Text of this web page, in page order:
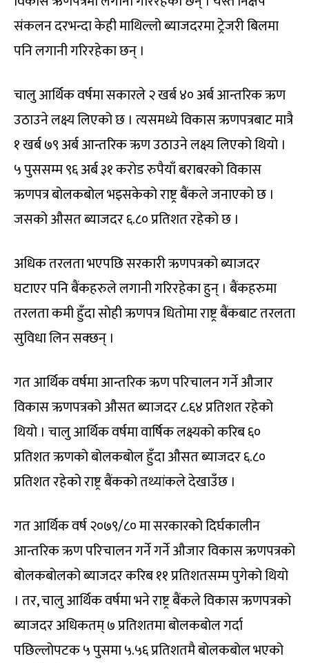
संकलन दरभन्दा केही माथिल्लो ब्याजदरमा ट्रेजरी बिलमा
पनि लगानी गरिरहेका छन् ।
चालु आर्थिक वर्षमा सकारले २ खर्ब ४० अर्ब आन्तरिक ऋण
उठाउने लक्ष्य लिएको छ । त्यसमध्ये विकास ऋणपत्रबाट मात्रै
१ खर्ब ७९ अर्ब आन्तरिक ऋण उठाउने लक्ष्य लिएको थियो ।
५ पुससम्म ९६ अर्ब ३१ करोड रुपैयाँ बराबरको विकास
ऋणपत्र बोलकबोल भइसकेको राष्ट्र बैंकले जनाएको छ ।
जसको औसत ब्याजदर ६.८० प्रतिशत रहेको छ ।
अधिक तरलता भएपछि सरकारी ऋणपत्रको ब्याजदर
घटाएर पनि बैंकहरुले लगानी गरिरहेका हुन् । बैंकहरुमा
तरलता कमी हुँदा सोही ऋणपत्र धितोमा राष्ट्र बैंकबाट तरलता
सुविधा लिन सक्छन् ।
गत आर्थिक वर्षमा आन्तरिक ऋण परिचालन गर्ने औजार
विकास ऋणपत्रको औसत ब्याजदर ८.६४ प्रतिशत रहेको
थियो । चालु आर्थिक वर्षमा वार्षिक लक्ष्यको करिब ६०
प्रतिशत ऋणको बोलकबोल हुँदा औसत ब्याजदर ६.८०
प्रतिशत रहेको राष्ट्र बैंकको तथ्यांकले देखाउँछ ।
गत आर्थिक वर्ष २०७९/८० मा सरकारको दिर्घकालीन
आन्तरिक ऋण परिचालन गर्ने गर्ने औजार विकास ऋणपत्रको
बोलकबोलको ब्याजदर करिब ११ प्रतिशतसम्म पुगेको थियो
। तर, चालु आर्थिक वर्षमा भने राष्ट्र बैंकले विकास ऋणपत्रको
ब्याजदर अधिकतम् ७ प्रतिशतमा बोलकबोल गर्दा
पछिल्लोपटक ५ पुसमा ५.५६ प्रतिशतमै बोलकबोल भएको